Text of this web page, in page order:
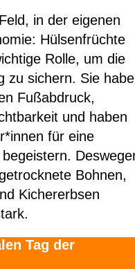
in der eigenen
Hülsenfrüchte
Rolle, um die
zu sichern. Sie
Fußabdruck,
und haben
für eine
Bohnen,
Kichererbsen
Tag der